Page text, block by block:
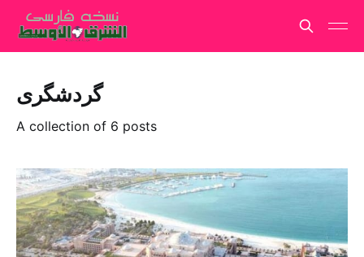
گردشگری
A collection of 6 posts